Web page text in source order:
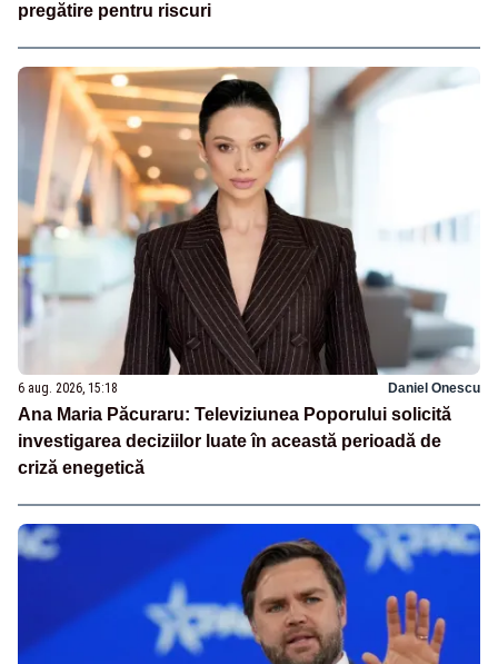
pregătire pentru riscuri
6 aug. 2026, 15:18 Daniel Onescu
Ana Maria Păcuraru: Televiziunea Poporului solicită
investigarea deciziilor luate în această perioadă de
criză enegetică